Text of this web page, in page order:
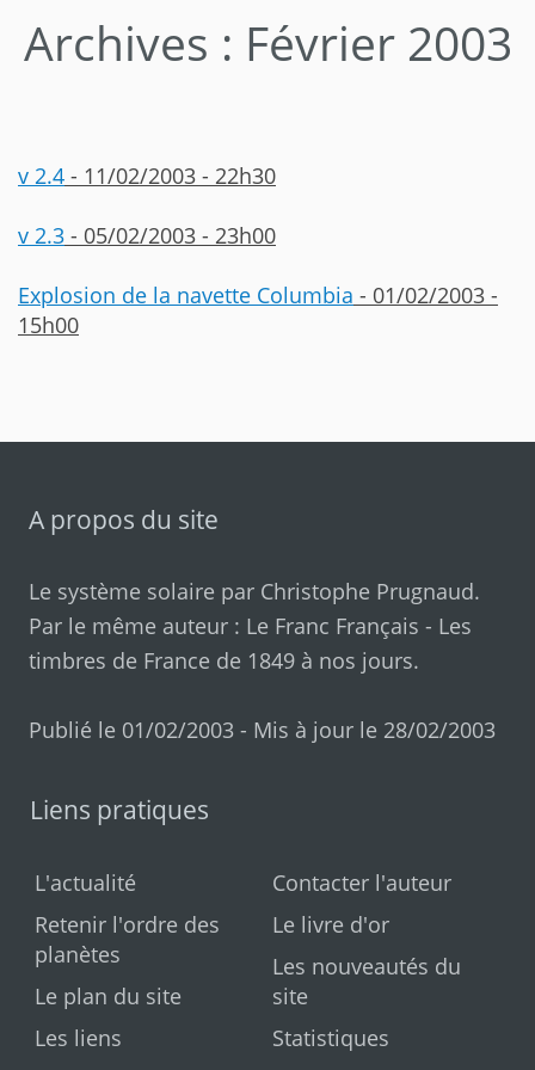
Archives : Février 2003
v 2.4 - 11/02/2003 - 22h30
v 2.3 - 05/02/2003 - 23h00
Explosion de la navette Columbia - 01/02/2003 -
15h00
A propos du site
Le système solaire par Christophe Prugnaud.
Par le même auteur : Le Franc Français - Les
timbres de France de 1849 à nos jours.
Publié le 01/02/2003 - Mis à jour le 28/02/2003
Liens pratiques
L'actualité
Retenir l'ordre des
planètes
Le plan du site
Les liens
Contacter l'auteur
Le livre d'or
Les nouveautés du
site
Statistiques